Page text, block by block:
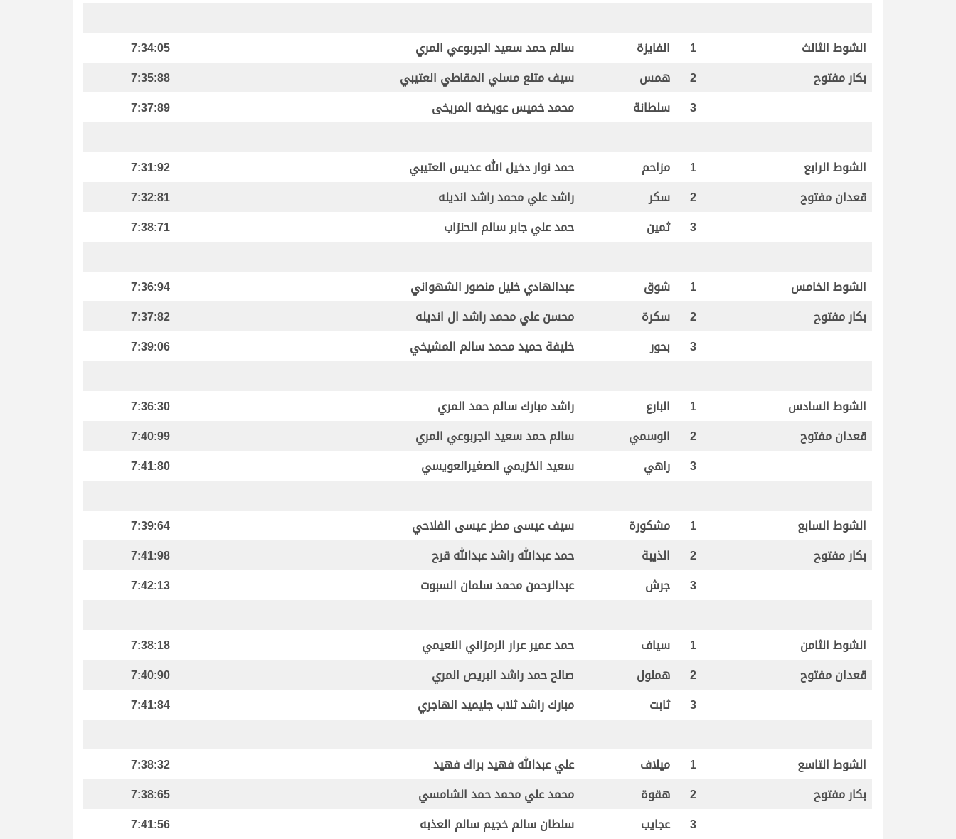
الشوط الثالث 1 الفايزة سالم حمد سعيد الجربوعي المري
7:34:05
بكار مفتوح
2 همس سيف متلع مسلي المقاطي العتيبي
7:35:88
3
سلطانة محمد خميس عويضه المريخى 7:37:89
الشوط الرابع 1 مزاحم حمد نوار دخيل الله عديس العتيبي
7:31:92
قعدان مفتوح
2 سكر راشد علي محمد راشد انديله
7:32:81
3
ثمين حمد علي جابر سالم الحنزاب 7:38:71
الشوط الخامس 1 شوق عبدالهادي خليل منصور الشهواني
7:36:94
بكار مفتوح
2 سكرة محسن علي محمد راشد ال انديله
7:37:82
3
بحور خليفة حميد محمد سالم المشيخي 7:39:06
الشوط السادس 1 البارع راشد مبارك سالم حمد المري
7:36:30
قعدان مفتوح
2 الوسمي سالم حمد سعيد الجربوعي المري
7:40:99
3
راهي سعيد الخزيمي الصغيرالعويسي 7:41:80
الشوط السابع 1 مشكورة سيف عيسى مطر عيسى الفلاحي
7:39:64
بكار مفتوح
2 الذيبة حمد عبدالله راشد عبدالله قرح
7:41:98
3
جرش عبدالرحمن محمد سلمان السبوت 7:42:13
الشوط الثامن 1 سياف حمد عمير عرار الرمزاني النعيمي
7:38:18
قعدان مفتوح
2 هملول صالح حمد راشد البريص المري
7:40:90
3
ثابت مبارك راشد ثلاب جليميد الهاجري 7:41:84
الشوط التاسع 1 ميلاف علي عبدالله فهيد براك فهيد
7:38:32
بكار مفتوح
2 هقوة محمد علي محمد حمد الشامسي
7:38:65
3
عجايب سلطان سالم خجيم سالم العذبه 7:41:56